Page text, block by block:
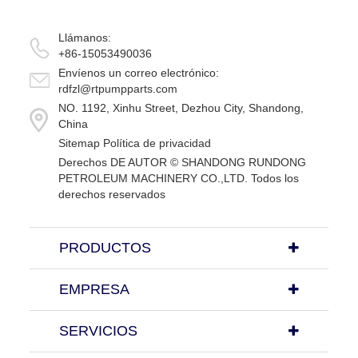
Llámanos:
+86-15053490036
Envíenos un correo electrónico:
rdfzl@rtpumpparts.com
NO. 1192, Xinhu Street, Dezhou City, Shandong,
China
Sitemap Política de privacidad
Derechos DE AUTOR © SHANDONG RUNDONG
PETROLEUM MACHINERY CO.,LTD. Todos los
derechos reservados
PRODUCTOS
EMPRESA
SERVICIOS